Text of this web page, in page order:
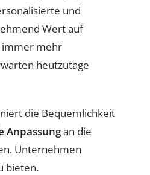
und
Wert auf
immer mehr
heutzutage
die Bequemlichkeit
Anpassungan die
Unternehmen
bieten.